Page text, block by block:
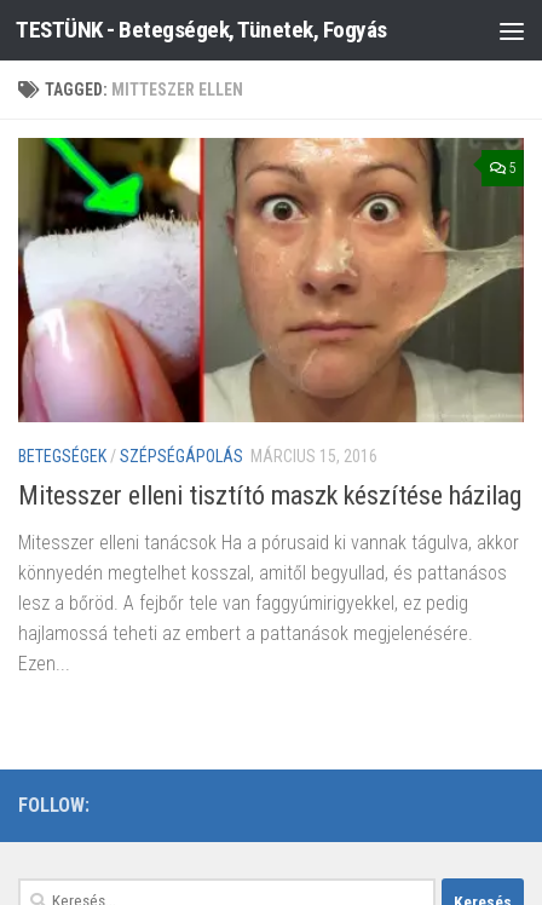
Skip to content
TESTÜNK - Betegségek, Tünetek, Fogyás
TAGGED: MITTESZER ELLEN
5
BETEGSÉGEK /SZÉPSÉGÁPOLÁS MÁRCIUS 15, 2016
Mitesszer elleni tisztító maszk készítése házilag
Mitesszer elleni tanácsok Ha a pórusaid ki vannak tágulva, akkor
könnyedén megtelhet kosszal, amitől begyullad, és pattanásos
lesz a bőröd. A fejbőr tele van faggyúmirigyekkel, ez pedig
hajlamossá teheti az embert a pattanások megjelenésére.
Ezen...
FOLLOW:
Keresés: